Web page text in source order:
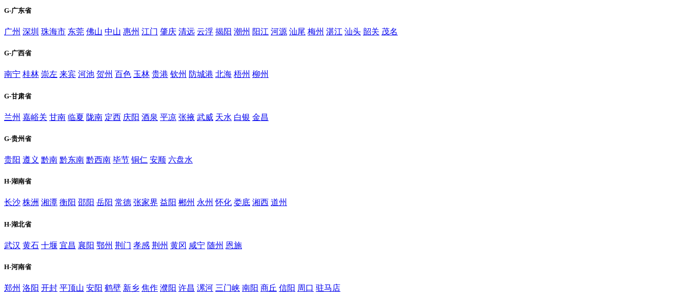
G-广东省
广州 深圳 珠海市 东莞 佛山 中山 惠州 江门 肇庆 清远 云浮 揭阳 潮州 阳江 河源 汕尾 梅州 湛江 汕头 韶关 茂名
G-广西省
南宁 桂林 崇左 来宾 河池 贺州 百色 玉林 贵港 钦州 防城港 北海 梧州 柳州
G-甘肃省
兰州 嘉峪关 甘南 临夏 陇南 定西 庆阳 酒泉 平凉 张掖 武威 天水 白银 金昌
G-贵州省
贵阳 遵义 黔南 黔东南 黔西南 毕节 铜仁 安顺 六盘水
H-湖南省
长沙 株洲 湘潭 衡阳 邵阳 岳阳 常德 张家界 益阳 郴州 永州 怀化 娄底 湘西 道州
H-湖北省
武汉 黄石 十堰 宜昌 襄阳 鄂州 荆门 孝感 荆州 黄冈 咸宁 随州 恩施
H-河南省
郑州 洛阳 开封 平顶山 安阳 鹤壁 新乡 焦作 濮阳 许昌 漯河 三门峡 南阳 商丘 信阳 周口 驻马店